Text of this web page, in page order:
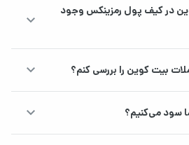
در کیف پول رمزینکس وجود
keyboard_arrow_down
بیت کوین را بررسی کنم؟ keyboard_arrow_down
سود می‌کنیم؟ keyboard_arrow_down